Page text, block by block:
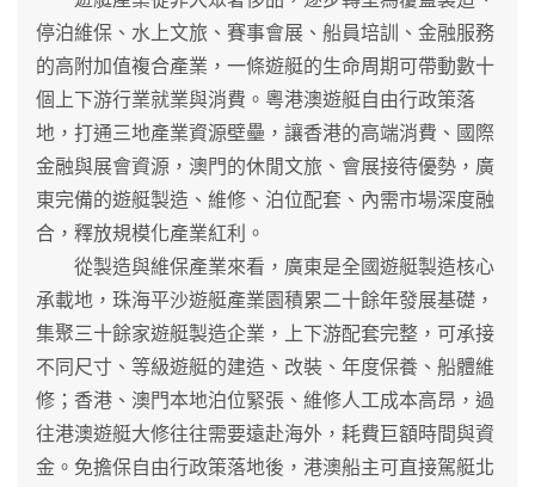
停泊維保、水上文旅、賽事會展、船員培訓、金融服務
的高附加值複合產業，一條遊艇的生命周期可帶動數十
個上下游行業就業與消費。粵港澳遊艇自由行政策落
地，打通三地產業資源壁壘，讓香港的高端消費、國際
金融與展會資源，澳門的休閒文旅、會展接待優勢，廣
東完備的遊艇製造、維修、泊位配套、內需市場深度融
合，釋放規模化產業紅利。
從製造與維保產業來看，廣東是全國遊艇製造核心
承載地，珠海平沙遊艇產業園積累二十餘年發展基礎，
集聚三十餘家遊艇製造企業，上下游配套完整，可承接
不同尺寸、等級遊艇的建造、改裝、年度保養、船體維
修；香港、澳門本地泊位緊張、維修人工成本高昂，過
往港澳遊艇大修往往需要遠赴海外，耗費巨額時間與資
金。免擔保自由行政策落地後，港澳船主可直接駕艇北